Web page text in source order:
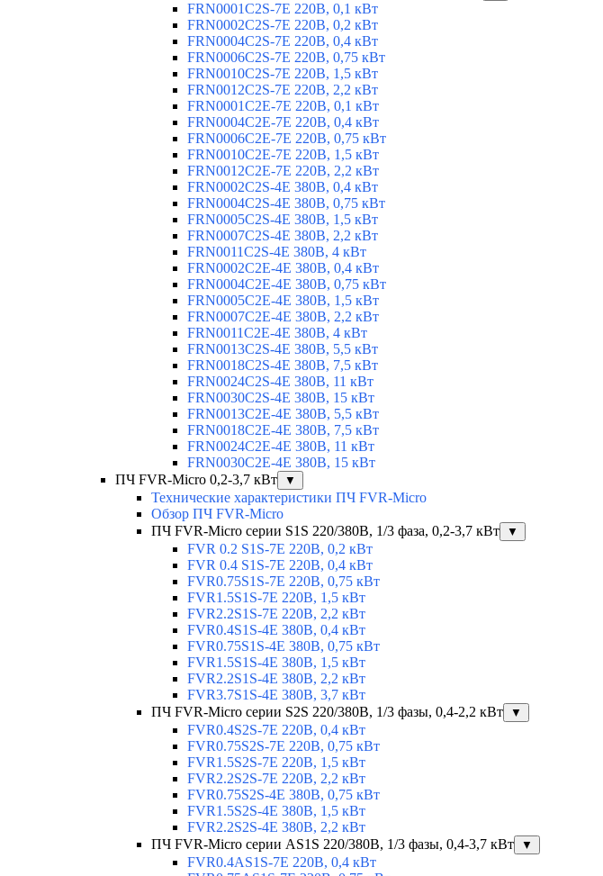
FRN0001C2S-7E 220В, 0,1 кВт
FRN0002C2S-7E 220В, 0,2 кВт
FRN0004C2S-7E 220В, 0,4 кВт
FRN0006C2S-7E 220В, 0,75 кВт
FRN0010C2S-7E 220В, 1,5 кВт
FRN0012C2S-7E 220В, 2,2 кВт
FRN0001C2E-7E 220В, 0,1 кВт
FRN0004C2E-7E 220В, 0,4 кВт
FRN0006C2E-7E 220В, 0,75 кВт
FRN0010C2E-7E 220В, 1,5 кВт
FRN0012C2E-7E 220В, 2,2 кВт
FRN0002C2S-4E 380В, 0,4 кВт
FRN0004C2S-4E 380В, 0,75 кВт
FRN0005C2S-4E 380В, 1,5 кВт
FRN0007C2S-4E 380В, 2,2 кВт
FRN0011C2S-4E 380В, 4 кВт
FRN0002C2E-4E 380В, 0,4 кВт
FRN0004C2E-4E 380В, 0,75 кВт
FRN0005C2E-4E 380В, 1,5 кВт
FRN0007C2E-4E 380В, 2,2 кВт
FRN0011C2E-4E 380В, 4 кВт
FRN0013C2S-4E 380В, 5,5 кВт
FRN0018C2S-4E 380В, 7,5 кВт
FRN0024C2S-4E 380В, 11 кВт
FRN0030C2S-4E 380В, 15 кВт
FRN0013C2E-4E 380В, 5,5 кВт
FRN0018C2E-4E 380В, 7,5 кВт
FRN0024C2E-4E 380В, 11 кВт
FRN0030C2E-4E 380В, 15 кВт
ПЧ FVR-Micro 0,2-3,7 кВт
▼
Технические характеристики ПЧ FVR-Micro
Обзор ПЧ FVR-Micro
ПЧ FVR-Micro серии S1S 220/380В, 1/3 фаза, 0,2-3,7 кВт
▼
FVR 0.2 S1S-7E 220В, 0,2 кВт
FVR 0.4 S1S-7E 220В, 0,4 кВт
FVR0.75S1S-7E 220В, 0,75 кВт
FVR1.5S1S-7E 220В, 1,5 кВт
FVR2.2S1S-7E 220В, 2,2 кВт
FVR0.4S1S-4E 380В, 0,4 кВт
FVR0.75S1S-4E 380В, 0,75 кВт
FVR1.5S1S-4E 380В, 1,5 кВт
FVR2.2S1S-4E 380В, 2,2 кВт
FVR3.7S1S-4E 380В, 3,7 кВт
ПЧ FVR-Micro серии S2S 220/380В, 1/3 фазы, 0,4-2,2 кВт
▼
FVR0.4S2S-7E 220В, 0,4 кВт
FVR0.75S2S-7E 220В, 0,75 кВт
FVR1.5S2S-7E 220В, 1,5 кВт
FVR2.2S2S-7E 220В, 2,2 кВт
FVR0.75S2S-4E 380В, 0,75 кВт
FVR1.5S2S-4E 380В, 1,5 кВт
FVR2.2S2S-4E 380В, 2,2 кВт
ПЧ FVR-Micro серии AS1S 220/380В, 1/3 фазы, 0,4-3,7 кВт
▼
FVR0.4AS1S-7E 220В, 0,4 кВт